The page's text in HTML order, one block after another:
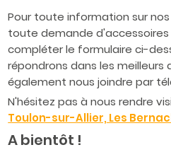
Pour toute information sur nos
toute demande d'accessoires
compléter le formulaire ci-
répondrons dans les meilleurs
également nous joindre par
N'hésitez pas à nous rendre
Toulon-sur-Allier, Les
A bientôt !